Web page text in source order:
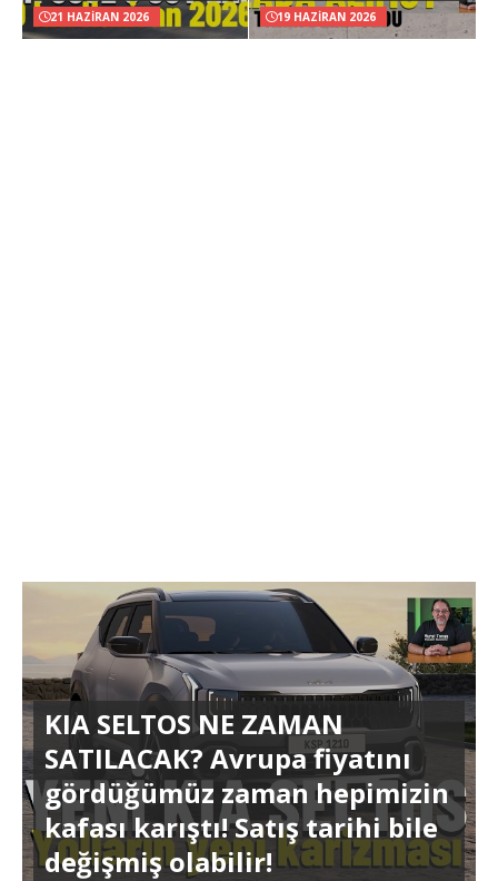
21 HAZIRAN 2026 19 HAZIRAN 2026
KIA SELTOS NE ZAMAN
SATILACAK? Avrupa fiyatını
gördüğümüz zaman hepimizin
kafası karıştı! Satış tarihi bile
değişmiş olabilir!